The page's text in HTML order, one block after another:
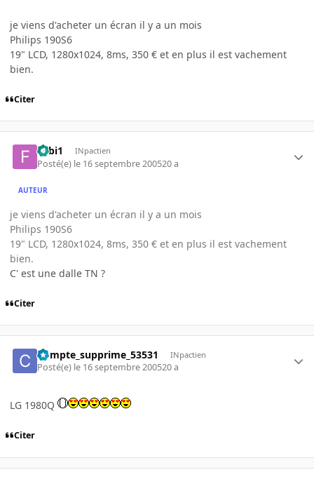
je viens d'acheter un écran il y a un mois
Philips 190S6
19" LCD, 1280x1024, 8ms, 350 € et en plus il est vachement
bien.
Citer
Fabi1 INpactien
Posté(e) le 16 septembre 200520 a
AUTEUR
je viens d'acheter un écran il y a un mois
Philips 190S6
19" LCD, 1280x1024, 8ms, 350 € et en plus il est vachement
bien.
C' est une dalle TN ?
Citer
Compte_supprime_53531 INpactien
Posté(e) le 16 septembre 200520 a
LG 1980Q
Citer